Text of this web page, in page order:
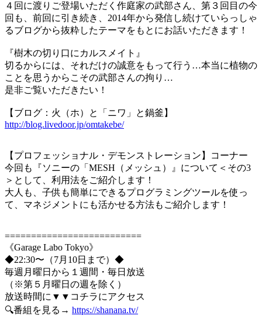
４回に渡りご登場いただく作庭家の武部さん、第３回目の今
回も、前回に引き続き、2014年から発信し続けていらっしゃ
るブログから抜粋したテーマをもとにお話いただきます！
『樹木の切り口にカルスメイト』
切るからには、それだけの誠意をもって行う…本当に植物の
ことを思うからこその武部さんの拘り…
是非ご覧いただきたい！
【ブログ：火（ホ）と「ニワ」と鍋釜】
http://blog.livedoor.jp/omtakebe/
【プロフェッショナル・デモンストレーション】コーナー
今回も『ソニーの「MESH（メッシュ）』について＜その3
＞として、利用法をご紹介します！
大人も、子供も簡単にできるプログラミングツールを使っ
て、マネジメントにも活かせる方法もご紹介します！
==========================
《Garage Labo Tokyo》
◆22:30〜（7月10日まで）◆
毎週月曜日から１週間・毎日放送
（※第５月曜日の週を除く）
放送時間に▼▼コチラにアクセス
🔍番組を見る→ https://shanana.tv/